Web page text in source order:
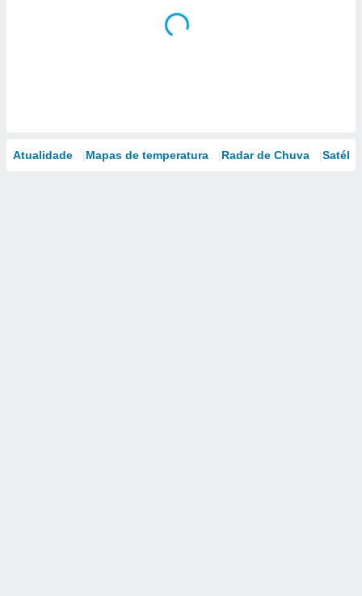
Atualidade Mapas de temperatura Radar de Chuva